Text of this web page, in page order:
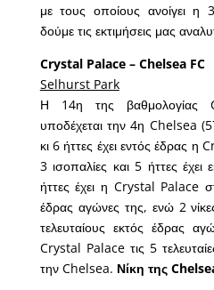
με τους οποίους ανοίγει η
δούμε τις εκτιμήσεις μας
Crystal Palace – Chelsea FC
Selhurst Park
Η 14η της βαθμολογίας
υποδέχεται την 4η Chelsea
κι 6 ήττες έχει εντός έδρας η
3 ισοπαλίες και 5 ήττες
ήττες έχει η Crystal Palace
έδρας αγώνες της, ενώ 2
τελευταίους εκτός έδρας
Crystal Palace τις 5
την Chelsea. Νίκη της